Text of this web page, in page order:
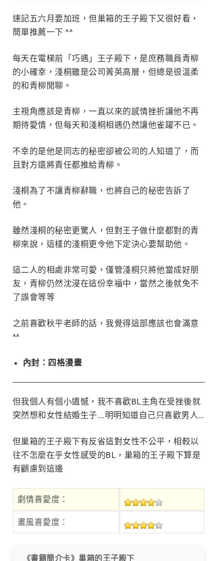
速記五六月要加班，但巢箱的王子殿下又很好看，
簡單推薦一下 ^^
每天在電梯前「巧遇」王子殿下，是庶務職員青柳
的小確幸，淺桐雖是公司菁英高層，但總是很溫柔
的和青柳閒聊。
主視角應該是青柳，一直以來的感情挫折讓他不再
期待愛情，但每天和淺桐相遇仍然讓他雀躍不已。
不幸的是他是同志的秘密卻被公司的人知道了，而
且對方還將責任都推給青柳。
淺桐為了不讓青柳辭職，也將自己的秘密告訴了
他。
雖然淺桐的秘密更驚人，但對王子做什麼都對的青
柳來說，這樣的淺桐更令他下定決心要幫助他。
這二人的相處非常可愛，僅管淺桐只將他當成好朋
友，青柳仍然沈浸在這份幸福中，當然之後就免不
了誤會等等
之前喜歡秋平老師的話，我覺得這部應該也會滿意
^^
內封：四格漫畫
但我個人有個小遺憾，我不喜歡BL主角在受挫後就
突然想和女性結婚生子….明明知道自己只喜歡男人…
但巢箱的王子殿下有反省這對女性不公平，相較以
往不怎麼在乎女性感受的BL，巢箱的王子殿下算是
有顧慮到這邊
劇情喜愛度：
畫風喜愛度：
《書籍簡介卡》巢箱的王子殿下